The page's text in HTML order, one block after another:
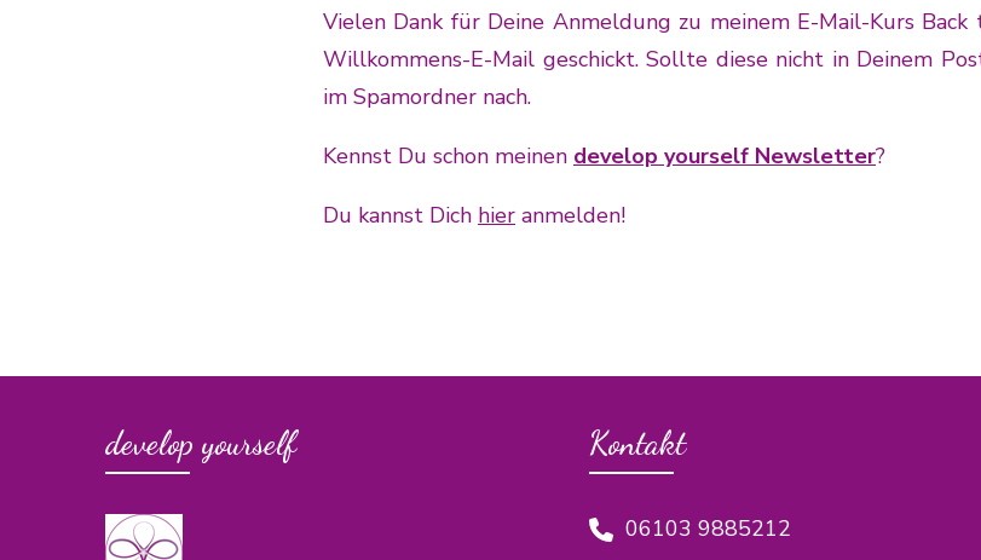
Vielen Dank für Deine Anmeldung zu meinem E-Mail-Kurs
Willkommens-E-Mail geschickt. Sollte diese nicht in Deinem
im Spamordner nach.
Kennst Du schon meinen develop yourself Newsletter?
Du kannst Dich hier anmelden!
develop yourself Kontakt
06103 9885212